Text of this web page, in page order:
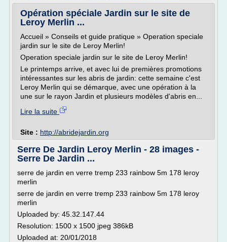
Opération spéciale Jardin sur le site de
Leroy Merlin ...
Accueil » Conseils et guide pratique » Operation speciale
jardin sur le site de Leroy Merlin!
Operation speciale jardin sur le site de Leroy Merlin!
Le printemps arrive, et avec lui de premières promotions
intéressantes sur les abris de jardin: cette semaine c'est
Leroy Merlin qui se démarque, avec une opération à la
une sur le rayon Jardin et plusieurs modèles d'abris en...
Lire la suite
Site : http://abridejardin.org
Serre De Jardin Leroy Merlin - 28 images -
Serre De Jardin ...
serre de jardin en verre tremp 233 rainbow 5m 178 leroy
merlin
serre de jardin en verre tremp 233 rainbow 5m 178 leroy
merlin
Uploaded by: 45.32.147.44
Resolution: 1500 x 1500 jpeg 386kB
Uploaded at: 20/01/2018